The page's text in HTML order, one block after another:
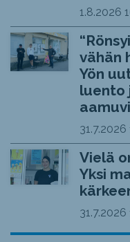
1.8.2026
vähän
Yön
luento
31.7.2026
Vielä
Yksi
31.7.2026